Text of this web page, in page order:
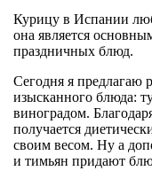
Курицу в Испании
она является
праздничных блюд.
Сегодня я предлагаю
изысканного блюда:
виноградом.
получается
своим весом. Ну а
и тимьян придают